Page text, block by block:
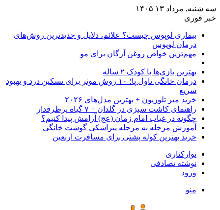
سه شنبه, مرداد ۱۳ ۱۴۰۵
خبر فوری
بیماری لوپوس چیست؟ علائم، دلایل و جدیدترین روش‌های
درمان لوپوس
مهم‌ترین خواص روغن آرگان برای مو
بهترین بازی‌ها با کودک ۲ ساله
درمان خانگی تاول پا؛ ۱۰ روش موثر برای تسکین درد و بهبود
سریع
خرید میز تلوزیون + بهترین مدل‌های ۲۰۲۶
راهنمای کاشت سبزی در گلدان + ۷ گیاه پرطرفدار
چگونه در غیاب امام زمان (عج) آرامش پیدا کنیم؟
آموزش مرحله به مرحله پیراشکی گوشت خانگی
خرید بهترین کوله پشتی برای مسافرت اربعین
نوارکناری
نوشته تصادفی
ورود
منو